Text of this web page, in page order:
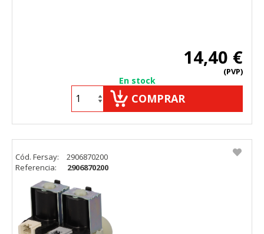
14,40 €
(PVP)
En stock
COMPRAR
Cód. Fersay:
2906870200
Referencia:
2906870200